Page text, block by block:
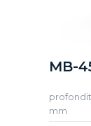
MB-
mm